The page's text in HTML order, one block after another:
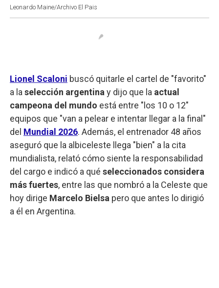
Leonardo Maine/Archivo El Pais
Lionel Scaloni buscó quitarle el cartel de "favorito"
a la selección argentina y dijo que la actual
campeona del mundo está entre "los 10 o 12"
equipos que "van a pelear e intentar llegar a la final"
del Mundial 2026. Además, el entrenador 48 años
aseguró que la albiceleste llega "bien" a la cita
mundialista, relató cómo siente la responsabilidad
del cargo e indicó a qué seleccionados considera
más fuertes, entre las que nombró a la Celeste que
hoy dirige Marcelo Bielsa pero que antes lo dirigió
a él en Argentina.